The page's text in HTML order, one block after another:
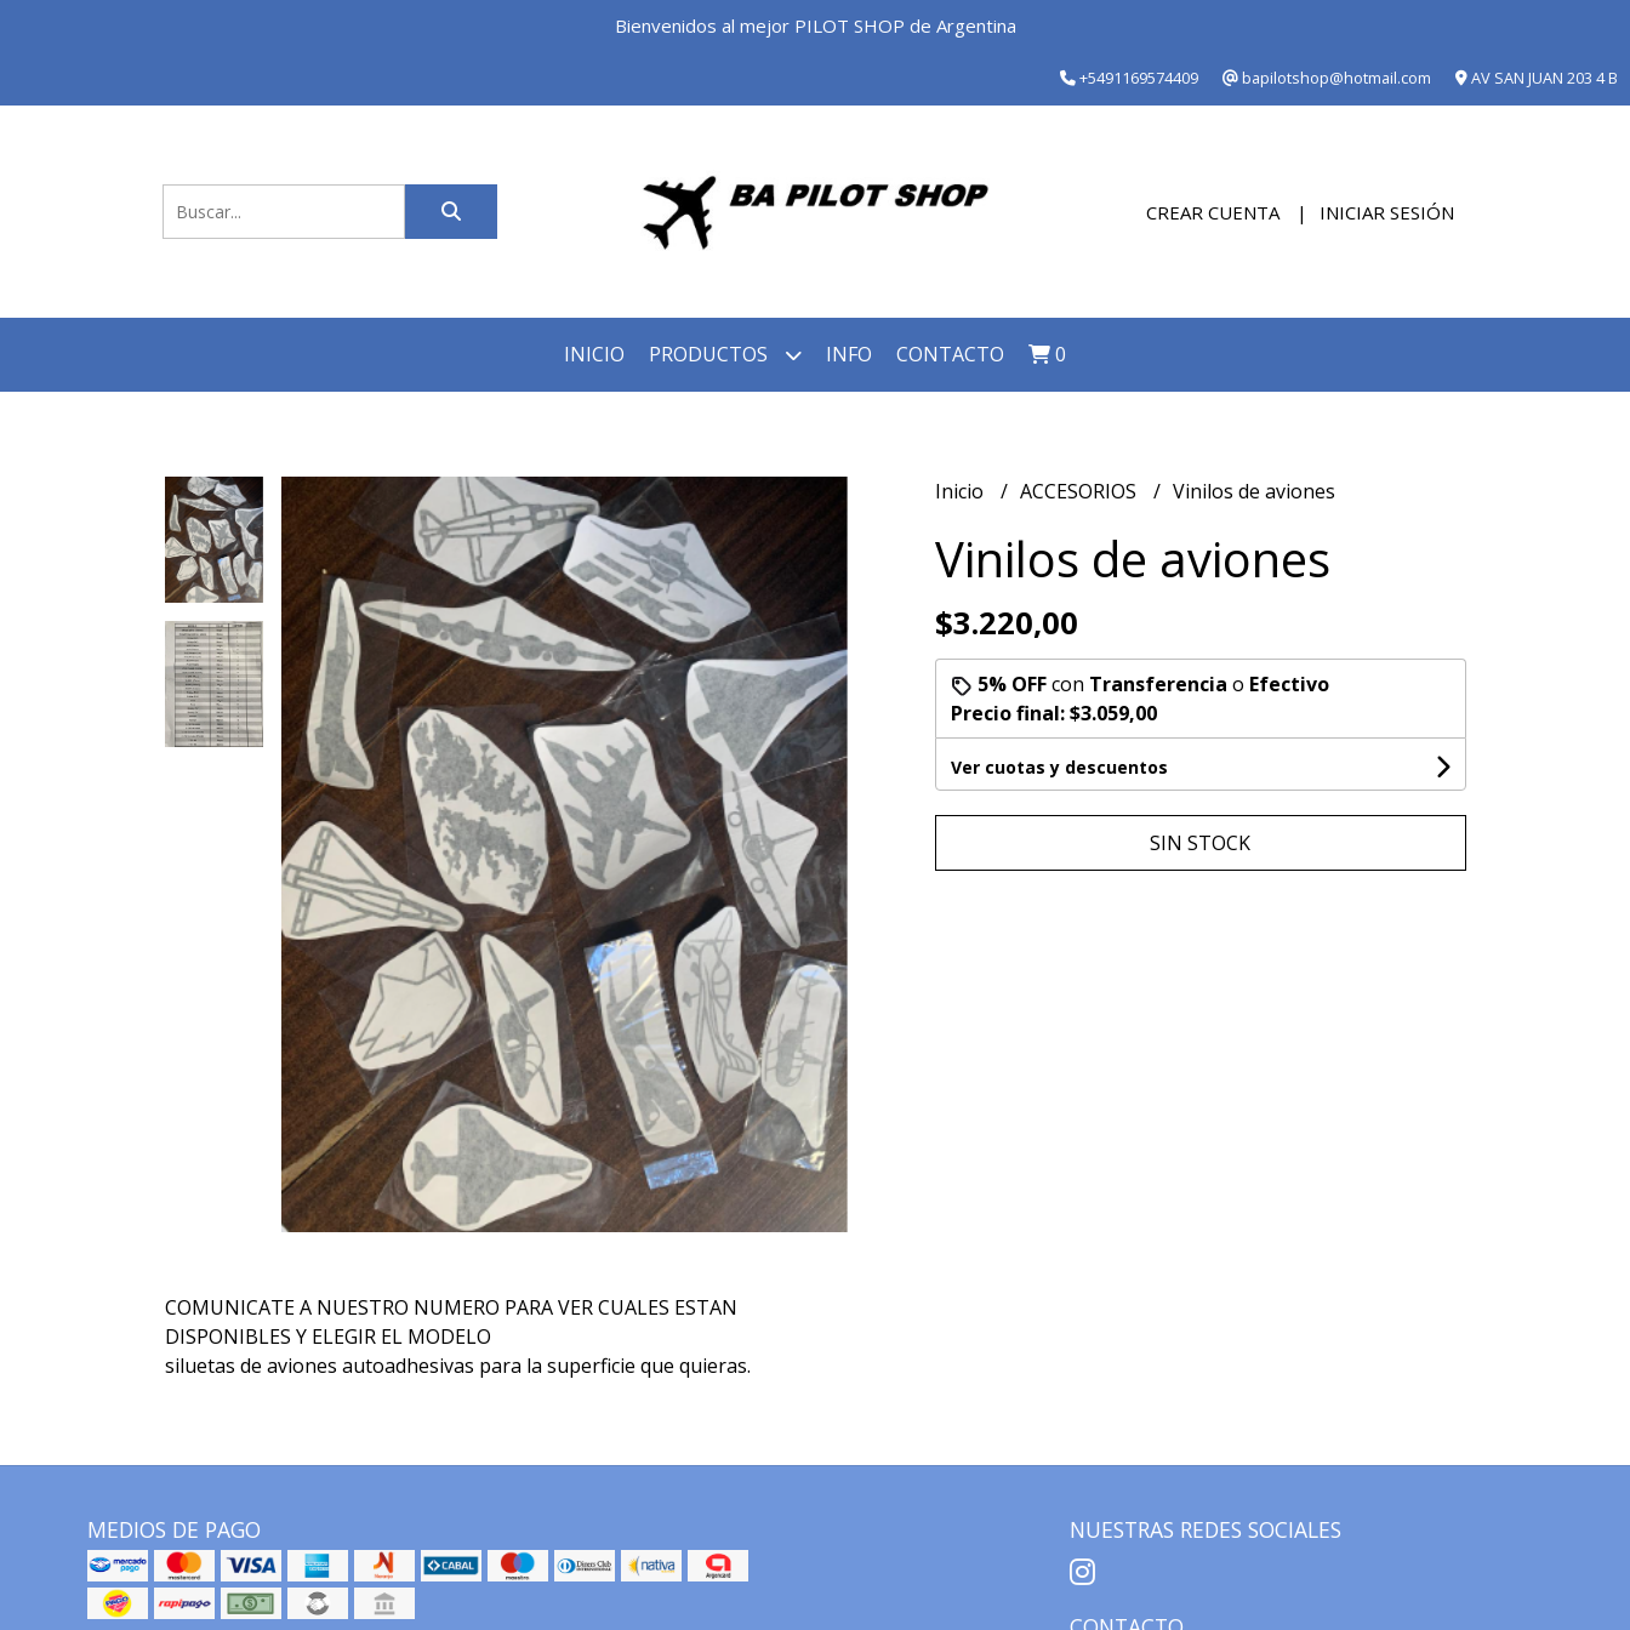
Bienvenidos al mejor PILOT SHOP de Argentina
+5491169574409 bapilotshop@hotmail.com AV SAN JUAN 203 4 B
CREAR CUENTA INICIAR SESIÓN
INICIO PRODUCTOS INFO CONTACTO 0
COMUNICATE A NUESTRO NUMERO PARA VER CUALES ESTAN
DISPONIBLES Y ELEGIR EL MODELO
siluetas de aviones autoadhesivas para la superficie que quieras.
Inicio ACCESORIOS Vinilos de aviones
Vinilos de aviones
$3.220,00
5% OFFcon Transferencia o Efectivo
Precio final:$3.059,00
Ver cuotas y descuentos
SIN STOCK
MEDIOS DE PAGO NUESTRAS REDES SOCIALES